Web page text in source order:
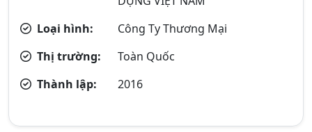
Loại hình:
Công Ty Thương Mại
Thị trường:
Toàn Quốc
Thành lập:
2016